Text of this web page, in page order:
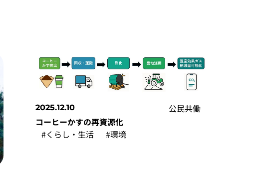
2025.12.10
公民共働
コーヒーかすの再資源化
#くらし・生活
#環境